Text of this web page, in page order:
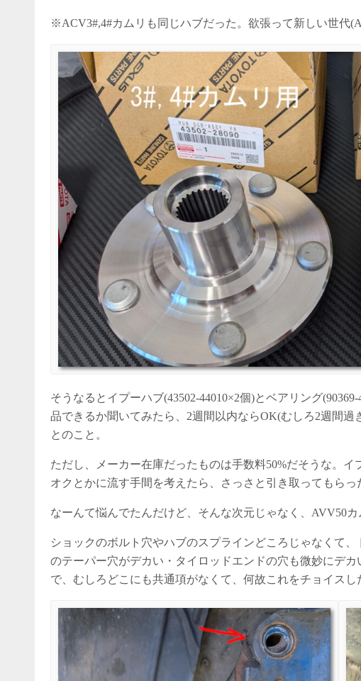
※ACV3#,4#カムリも同じハブだった。欲張って新しい世代
そうなるとイプーハブ(43502-44010×2個)とベアリング
品できるか聞いてみたら、2週間以内ならOK(むしろ2週間
とのこと。
ただし、メーカー在庫だったものは手数料50%だそうな。
オクとかに流す手間を考えたら、さっさと引き取ってもらっ
なーんて悩んでたんだけど、そんな次元じゃなく、AVV50
ショックのボルト穴やハブのスプラインどころじゃなくて
のテーパー穴がデカい・タイロッドエンドの穴も微妙にデ
で、むしろどこにも共通項がなくて、何故これをチョイスし